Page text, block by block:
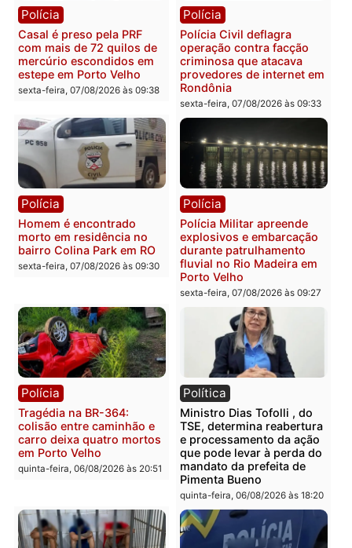
sexta-feira, 07/08/2026 às 18:49
Polícia
2 MILHÕES – Unnesa
apresenta documentos
que comprovam
transparência e legalidade
na operação alvo da PF
sexta-feira, 07/08/2026 às 12:24
Polícia
Polícia Federal apreende
400 quilos de drogas e
prende motorista em RO
sexta-feira, 07/08/2026 às
Polícia
Casal é preso pela PRF
com mais de 72 quilos de
mercúrio escondidos em
estepe em Porto Velho
sexta-feira, 07/08/2026 às 09:38
Polícia
Polícia Civil deflagra
operação contra facção
criminosa que atacava
provedores de internet
Rondônia
sexta-feira, 07/08/2026 às
Polícia Polícia